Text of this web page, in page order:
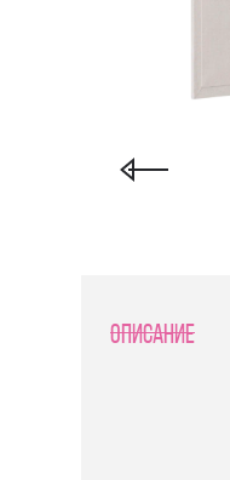
Описание